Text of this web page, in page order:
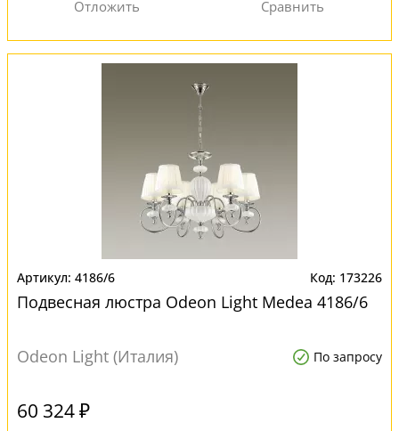
4186/6 173226
Подвесная люстра Odeon Light Medea 4186/6
Odeon Light (Италия) По запросу
60 324 ₽